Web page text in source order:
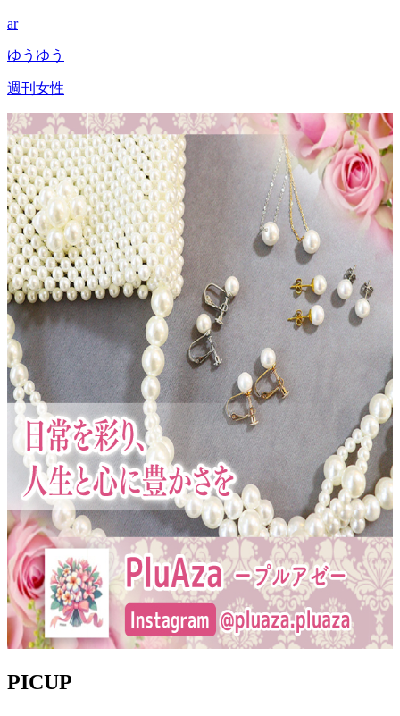
ar
ゆうゆう
週刊女性
PICUP